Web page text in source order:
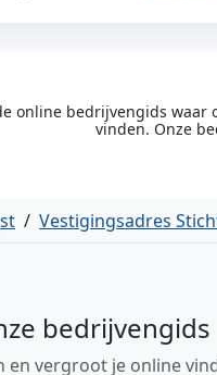
online bedrijvengids
vinden. Onze
/ Vestigingsadres
bedrijvengids
vergroot je online